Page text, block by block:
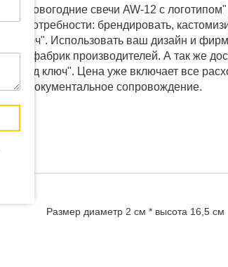
"Новогодние свечи AW-12 с
потребности: брендировать,
ключ". Использовать ваш дизайн и
у фабрик производителей. А так же
"под ключ". Цена уже включает все
документальное сопровождение.
Размер диаметр 2 см * высота 16,5 см